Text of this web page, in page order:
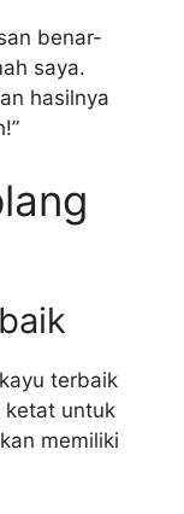
benar-
saya.
hasilnya
terbaik
ketat untuk
memiliki